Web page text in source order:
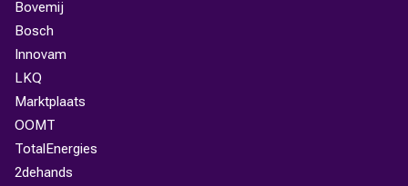
Bovemij
Bosch
Innovam
LKQ
Marktplaats
OOMT
TotalEnergies
2dehands